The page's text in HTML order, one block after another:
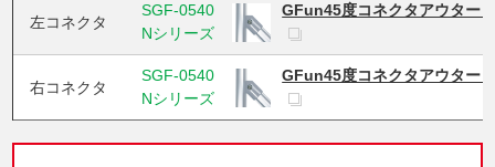
左コネクタ
SGF-0540
Nシリーズ
GFun45度コネクタアウター
右コネクタ
SGF-0540
Nシリーズ
GFun45度コネクタアウター